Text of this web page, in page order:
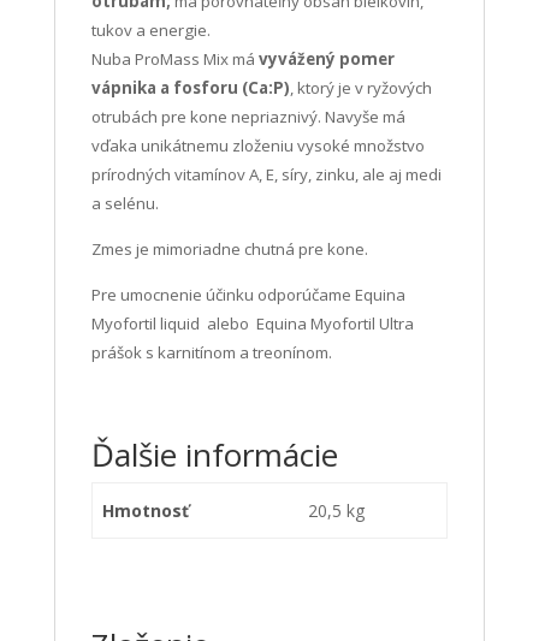
tukov a energie.
Nuba ProMass Mix má vyvážený pomer
vápnika a fosforu (Ca:P), ktorý je v ryžových
otrubách pre kone nepriaznivý. Navyše má
vďaka unikátnemu zloženiu vysoké množstvo
prírodných vitamínov A, E, síry, zinku, ale aj medi
a selénu.
Zmes je mimoriadne chutná pre kone.
Pre umocnenie účinku odporúčame Equina
Myofortil liquid alebo Equina Myofortil Ultra
prášok s karnitínom a treonínom.
Ďalšie informácie
Hmotnosť 20,5 kg